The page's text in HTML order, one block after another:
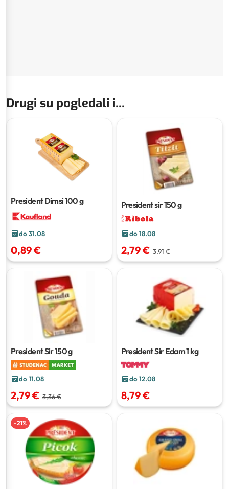
Drugi su pogledali i...
President Dimsi100 g
do 31.08
0,89 €
President sir150 g
do 18.08
2,79 € 3,91 €
President Sir150 g
do 11.08
2,79 € 3,36 €
President Sir Edam1 kg
do 12.08
8,79 €
-21%